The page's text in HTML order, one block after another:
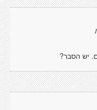
יש הסבר?